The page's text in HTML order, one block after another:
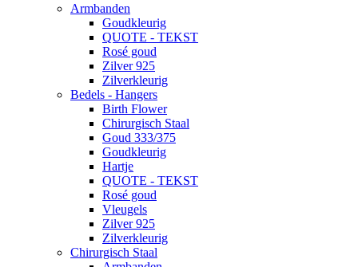
Armbanden
Goudkleurig
QUOTE - TEKST
Rosé goud
Zilver 925
Zilverkleurig
Bedels - Hangers
Birth Flower
Chirurgisch Staal
Goud 333/375
Goudkleurig
Hartje
QUOTE - TEKST
Rosé goud
Vleugels
Zilver 925
Zilverkleurig
Chirurgisch Staal